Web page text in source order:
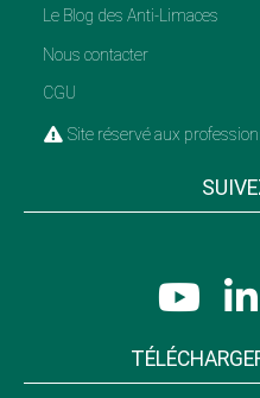
Le Blog des Anti-Limaces
Nous contacter
CGU
Site réservé aux